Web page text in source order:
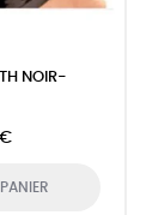
NOIR-
€